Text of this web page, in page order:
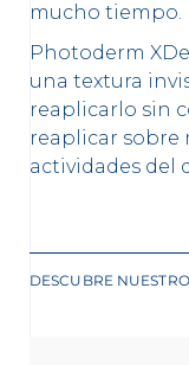
mucho tiempo.
Photoderm
una textura
reaplicarlo sin
reaplicar sobre
actividades del
DESCUBRE